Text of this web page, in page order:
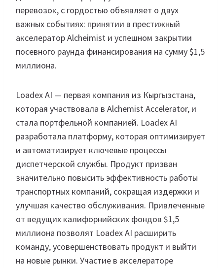
перевозок, с гордостью объявляет о двух
важных событиях: принятии в престижный
акселератор Alcheimist и успешном закрытии
посевного раунда финансирования на сумму $1,5
миллиона.
Loadex AI — первая компания из Кыргызстана,
которая участвовала в Alchemist Accelerator, и
стала портфельной компанией. Loadex AI
разработала платформу, которая оптимизирует
и автоматизирует ключевые процессы
диспетчерской службы. Продукт призван
значительно повысить эффективность работы
транспортных компаний, сокращая издержки и
улучшая качество обслуживания. Привлеченные
от ведущих калифорнийских фондов $1,5
миллиона позволят Loadex AI расширить
команду, усовершенствовать продукт и выйти
на новые рынки. Участие в акселераторе